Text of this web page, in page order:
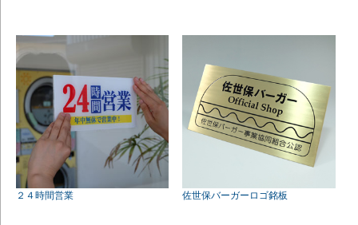
２４時間営業 佐世保バーガーロゴ銘板